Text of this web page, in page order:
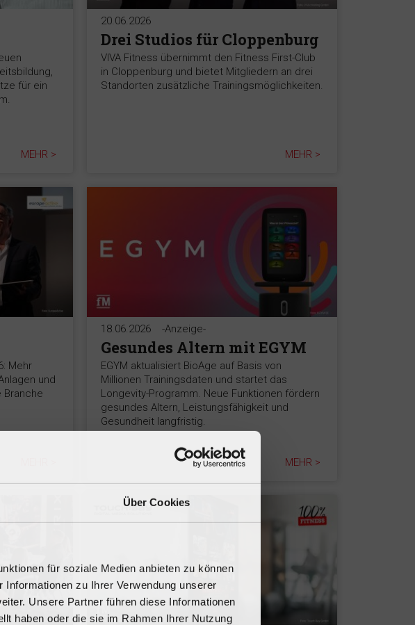
Über Cookies
für soziale Medien anbieten zu können
zu Ihrer Verwendung unserer
Unsere Partner führen diese Informationen
haben oder die sie im Rahmen Ihrer Nutzung
für ein
MEHR >
20.06.2026
Drei Studios für Cloppenburg
VIVA Fitness übernimmt den Fitness First-Club
in Cloppenburg und bietet Mitgliedern an drei
Standorten zusätzliche Trainingsmöglichkeiten.
MEHR >
Mehr
und
Branche
18.06.2026 -Anzeige-
Gesundes Altern mit EGYM
EGYM aktualisiert BioAge auf Basis von
Millionen Trainingsdaten und startet das
Longevity-Programm. Neue Funktionen fördern
gesundes Altern, Leistungsfähigkeit und
Gesundheit langfristig.
MEHR >